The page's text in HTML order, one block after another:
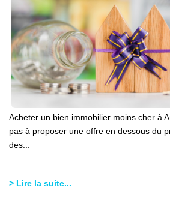
Investisseurs
SERVICES
Ventes-
Gestion Locative
Copropriétés
Acheter un bien immobilier moins cher à
pas à proposer une offre en dessous du
des...
> Lire la suite...